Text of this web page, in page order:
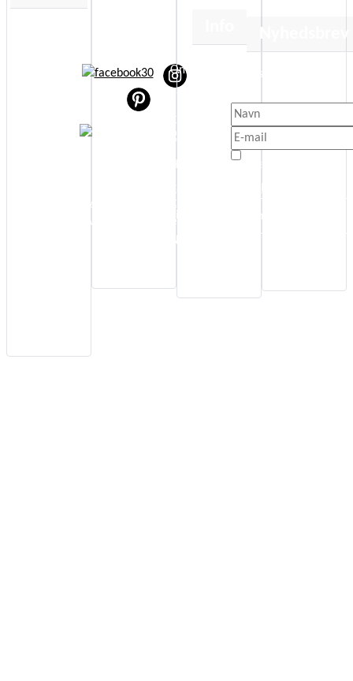
www.annettaagot.dk
All Rights Reserved
Om
Cookie- og
persondatapolitik
Handelsbetingelser
Kontakt
Sideoversigt
Nyhedsbrev
Nyhedsbrev
Få besked når der sker
Jeg er enig med
Privatlivspolitik
Tilmeld Nyhedsbrev